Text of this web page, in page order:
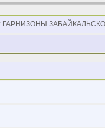
ГАРНИЗОНЫ